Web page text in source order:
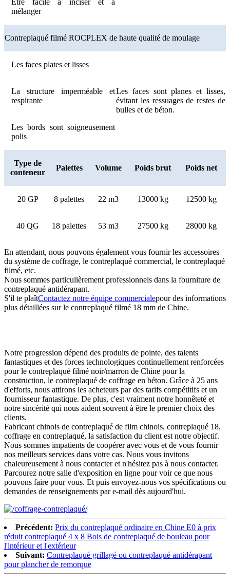
Être facile à inciser et à
mélanger
Contreplaqué filmé ROCPLEX de haute qualité de moulage
Les faces plates et lisses
Les faces sont planes et lisses,
évitant les ressuages ​​de restes de
bulles et de béton.
La structure imperméable et
respirante
Les bords sont soigneusement
polis
Type de
conteneur
Palettes Volume Poids brut Poids net
20 GP 8 palettes 22 m3 13000 kg 12500 kg
40 QG 18 palettes 53 m3 27500 kg 28000 kg
En attendant, nous pouvons également vous fournir les accessoires
du système de coffrage, le contreplaqué commercial, le contreplaqué
filmé, etc.
Nous sommes particulièrement professionnels dans la fourniture de
contreplaqué antidérapant.
S'il te plaîtContactez notre équipe commercialepour des informations
plus détaillées sur le contreplaqué filmé 18 mm de Chine.
Notre progression dépend des produits de pointe, des talents
fantastiques et des forces technologiques continuellement renforcées
pour le contreplaqué filmé noir/marron de Chine pour la
construction, le contreplaqué de coffrage en béton. Grâce à 25 ans
d'efforts, nous attirons les acheteurs par des tarifs compétitifs et un
fournisseur fantastique. De plus, c'est vraiment notre honnêteté et
notre sincérité qui nous aident souvent à être le premier choix des
clients.
Fabricant chinois de contreplaqué de film chinois, contreplaqué 18,
coffrage en contreplaqué, la satisfaction du client est notre objectif.
Nous sommes impatients de coopérer avec vous et de vous fournir
nos meilleurs services dans votre cas. Nous vous invitons
chaleureusement à nous contacter et n'hésitez pas à nous contacter.
Parcourez notre salle d'exposition en ligne pour voir ce que nous
pouvons faire pour vous. Et puis envoyez-nous vos spécifications ou
demandes de renseignements par e-mail dès aujourd'hui.
Précédent: Prix ​​du contreplaqué ordinaire en Chine E0 à prix
réduit contreplaqué 4 x 8 Bois de contreplaqué de bouleau pour
l'intérieur et l'extérieur
Suivant: Contreplaqué grillagé ou contreplaqué antidérapant
pour plancher de remorque